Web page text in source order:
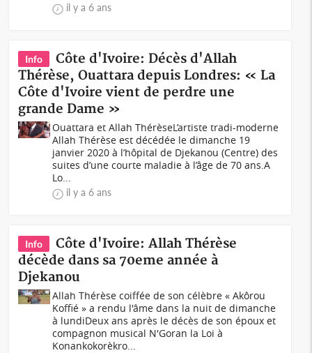
il y a 6 ans
Info
Côte d'Ivoire: Décès d'Allah
Thérèse, Ouattara depuis Londres: « La
Côte d'Ivoire vient de perdre une
grande Dame »
Ouattara et Allah ThérèseL’artiste tradi-moderne
Allah Thérèse est décédée le dimanche 19
janvier 2020 à l’hôpital de Djekanou (Centre) des
suites d’une courte maladie à l’âge de 70 ans.A
Lo...
il y a 6 ans
Info
Côte d'Ivoire: Allah Thérèse
décède dans sa 70eme année à
Djekanou
Allah Thérèse coiffée de son célèbre « Akôrou
Koffié » a rendu l'âme dans la nuit de dimanche
à lundiDeux ans après le décès de son époux et
compagnon musical N'Goran la Loi à
Konankokorèkro...